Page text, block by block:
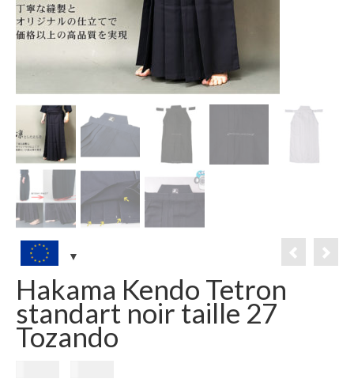
Hakama Kendo Tetron
standart noir taille 27
Tozando